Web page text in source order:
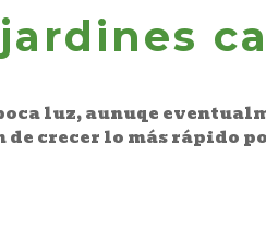
luz, aunuqe
de crecer lo más rápido